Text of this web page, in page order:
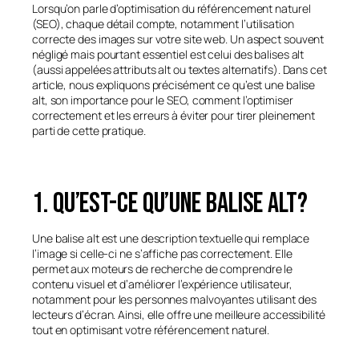
Lorsqu’on parle d’optimisation du référencement naturel
(SEO), chaque détail compte, notamment l’utilisation
correcte des images sur votre site web. Un aspect souvent
négligé mais pourtant essentiel est celui des balises alt
(aussi appelées attributs alt ou textes alternatifs). Dans cet
article, nous expliquons précisément ce qu’est une balise
alt, son importance pour le SEO, comment l’optimiser
correctement et les erreurs à éviter pour tirer pleinement
parti de cette pratique.
1. Qu’est-ce qu’une balise alt?
Une balise alt est une description textuelle qui remplace
l’image si celle-ci ne s’affiche pas correctement. Elle
permet aux moteurs de recherche de comprendre le
contenu visuel et d’améliorer l’expérience utilisateur,
notamment pour les personnes malvoyantes utilisant des
lecteurs d’écran. Ainsi, elle offre une meilleure accessibilité
tout en optimisant votre référencement naturel.